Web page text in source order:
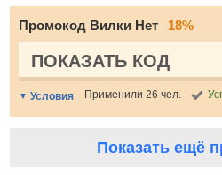
Промокод Вилки Нет 18%
ПОКАЗАТЬ КОД
Условия Применили 26 чел.
Показать ещё